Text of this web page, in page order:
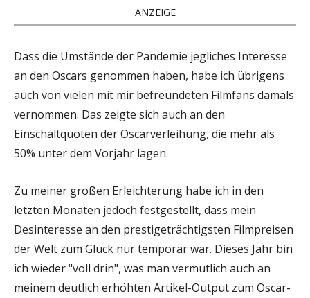
ANZEIGE
Dass die Umstände der Pandemie jegliches Interesse
an den Oscars genommen haben, habe ich übrigens
auch von vielen mit mir befreundeten Filmfans damals
vernommen. Das zeigte sich auch an den
Einschaltquoten der Oscarverleihung, die mehr als
50% unter dem Vorjahr lagen.
Zu meiner großen Erleichterung habe ich in den
letzten Monaten jedoch festgestellt, dass mein
Desinteresse an den prestigeträchtigsten Filmpreisen
der Welt zum Glück nur temporär war. Dieses Jahr bin
ich wieder "voll drin", was man vermutlich auch an
meinem deutlich erhöhten Artikel-Output zum Oscar-